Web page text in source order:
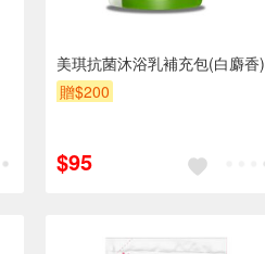
美琪抗菌沐浴乳補充包(白麝香)
贈$200
$95